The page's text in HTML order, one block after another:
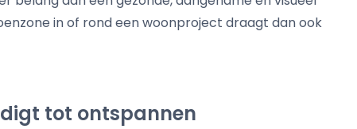
in of rond een woonproject draagt dan ook
tot ontspannen